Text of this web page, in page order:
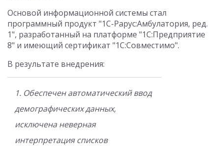
Основой информационной системы стал
программный продукт "1С-Рарус:Амбулатория, ред.
1", разработанный на платформе "1С:Предприятие
8" и имеющий сертификат "1С:Совместимо".
В результате внедрения:
1. Обеспечен автоматический ввод
демографических данных,
исключена неверная
интерпретация списков